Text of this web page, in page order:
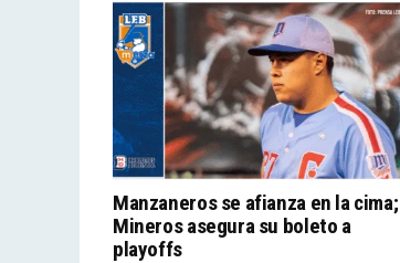
Manzaneros se afianza en la cima;
Mineros asegura su boleto a
playoffs